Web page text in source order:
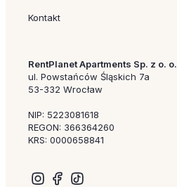
Kontakt
RentPlanet Apartments Sp. z o. o.
ul. Powstańców Śląskich 7a
53-332 Wrocław
NIP: 5223081618
REGON: 366364260
KRS: 0000658841